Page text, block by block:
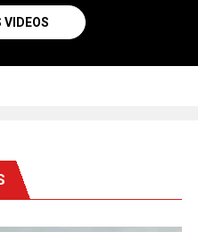
VIDEOS